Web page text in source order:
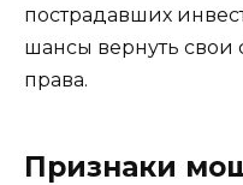
пострадавших
шансы вернуть свои
права.
Признаки